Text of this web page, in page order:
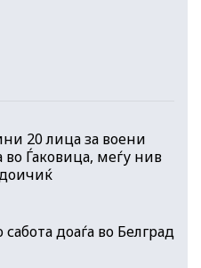
20 лица за воени
во Ѓаковица, меѓу нив
доаѓа во Белград